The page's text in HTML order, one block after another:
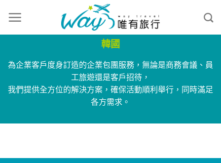
韓國
為企業客戶度身訂造的企業包團服務，無論是商務會議、員
工旅遊還是客戶招待，
我們提供全方位的解決方案，確保活動順利舉行，同時滿足
各方需求。